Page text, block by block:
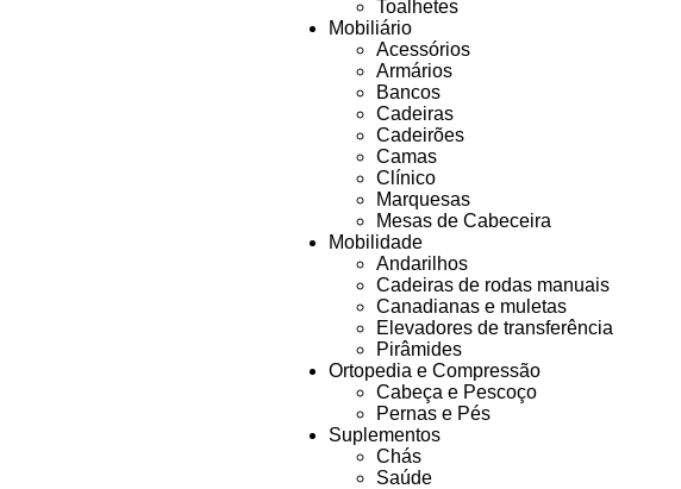
Toalhetes
Mobiliário
Acessórios
Armários
Bancos
Cadeiras
Cadeirões
Camas
Clínico
Marquesas
Mesas de Cabeceira
Mobilidade
Andarilhos
Cadeiras de rodas manuais
Canadianas e muletas
Elevadores de transferência
Pirâmides
Ortopedia e Compressão
Cabeça e Pescoço
Pernas e Pés
Suplementos
Chás
Saúde